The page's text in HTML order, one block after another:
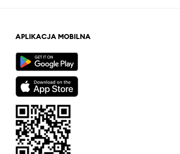
APLIKACJA MOBILNA